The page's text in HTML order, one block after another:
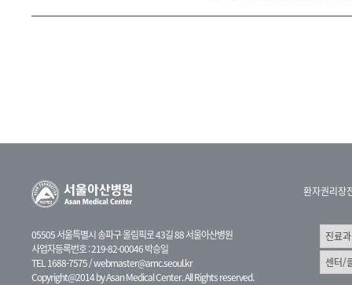
05505 서울특별시 송파구 올림픽로 43길 88 서울아산병원
사업자등록번호 : 219-82-00046 박승일
TEL 1688-7575 /webmaster@amc.seoul.kr
Copyright@2014 by Asan Medical Center. All Rights reserved.
환자권리장